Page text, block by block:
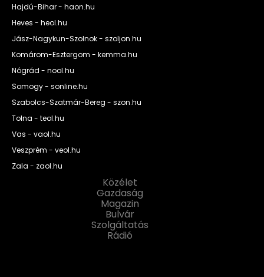
Hajdú-Bihar - haon.hu
Heves - heol.hu
Jász-Nagykun-Szolnok - szoljon.hu
Komárom-Esztergom - kemma.hu
Nógrád - nool.hu
Somogy - sonline.hu
Szabolcs-Szatmár-Bereg - szon.hu
Tolna - teol.hu
Vas - vaol.hu
Veszprém - veol.hu
Zala - zaol.hu
Közélet
Gazdaság
Magazin
Bulvár
Szolgáltatás
Rádió